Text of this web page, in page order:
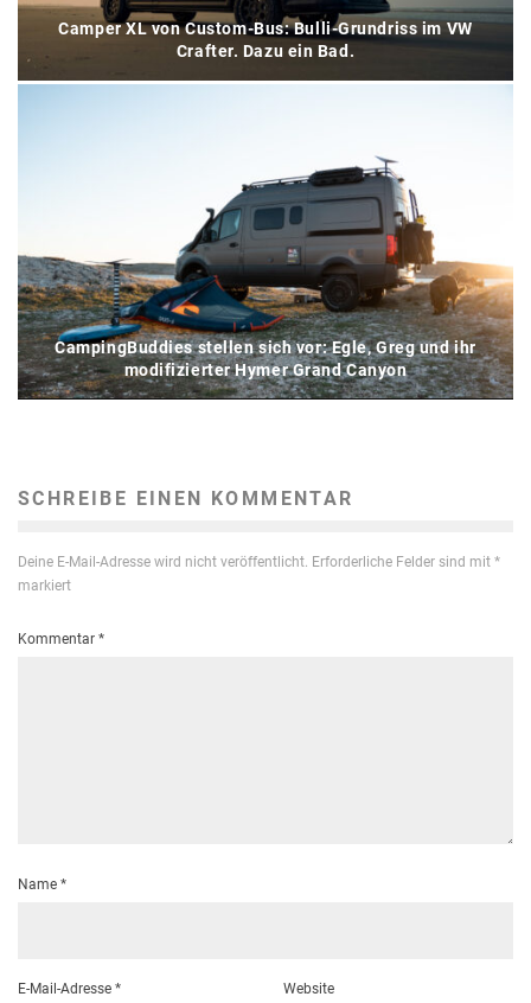
Camper XL von Custom-Bus: Bulli-Grundriss im VW
Crafter. Dazu ein Bad.
CampingBuddies stellen sich vor: Egle, Greg und ihr
modifizierter Hymer Grand Canyon
SCHREIBE EINEN KOMMENTAR
Deine E-Mail-Adresse wird nicht veröffentlicht. Erforderliche Felder sind mit *
markiert
Kommentar *
Name *
E-Mail-Adresse * Website